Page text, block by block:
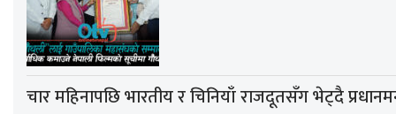
चार महिनापछि भारतीय र चिनियाँ राजदूतसँग भेट्दै